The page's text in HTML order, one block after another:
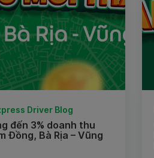
Driver Blog
đến 3% doanh thu
Đồng, Bà Rịa – Vũng